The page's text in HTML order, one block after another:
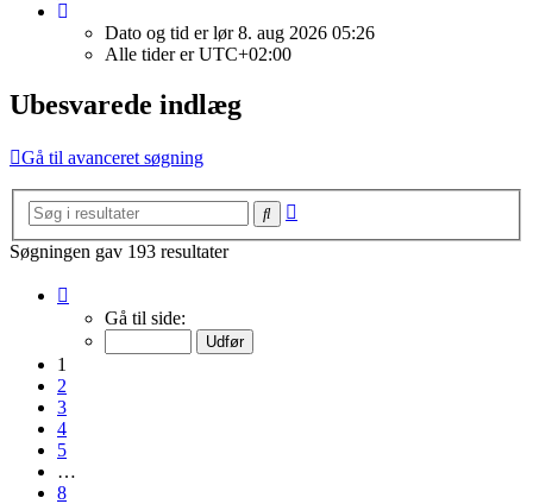
Dato og tid er lør 8. aug 2026 05:26
Alle tider erUTC+02:00
Ubesvarede indlæg
Gå til avanceret søgning
Søg
Søgningen gav 193 resultater
Gå til side:
1
2
3
4
5
…
8